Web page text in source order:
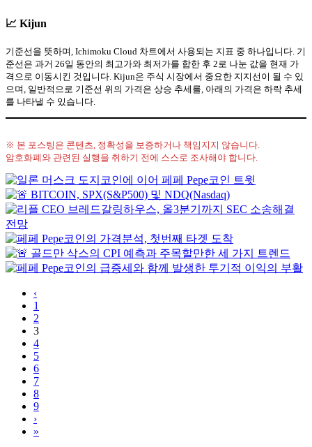
📈 Kijun
기준선을 뜻하며, Ichimoku Cloud 차트에서 사용되는 지표 중 하나입니다. 기
준선은 과거 26일 동안의 최고가와 최저가를 합한 후 2로 나눈 값을 현재 가
격으로 이동시킨 것입니다. Kijun은 주식 시장에서 중요한 지지선이 될 수 있
으며, 일반적으로 기준선 위의 가격은 상승 추세를, 아래의 가격은 하락 추세
를 나타낼 수 있습니다.
※ 본 포스팅은 콘텐츠, 정확성을 보증하거나 책임지지 않습니다.
암호화폐와 관련된 실행을 취하기 전에 스스로 조사해야 합니다.
‹
1
2
3
4
5
6
7
8
9
›
»